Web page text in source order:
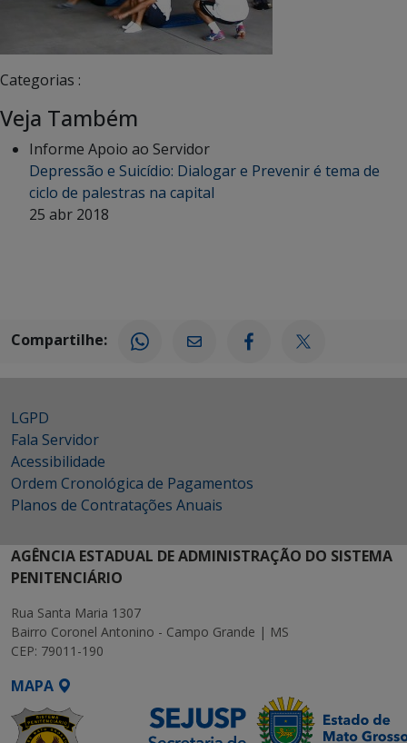
Categorias :
Veja Também
Informe Apoio ao Servidor
Depressão e Suicídio: Dialogar e Prevenir é tema de
ciclo de palestras na capital
25 abr 2018
Compartilhe:
LGPD
Fala Servidor
Acessibilidade
Ordem Cronológica de Pagamentos
Planos de Contratações Anuais
AGÊNCIA ESTADUAL DE ADMINISTRAÇÃO DO SISTEMA
PENITENCIÁRIO
Rua Santa Maria 1307
Bairro Coronel Antonino - Campo Grande | MS
CEP: 79011-190
MAPA